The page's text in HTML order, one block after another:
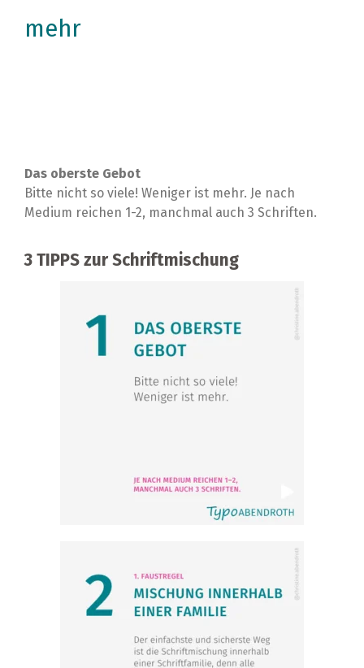
mehr
Das oberste Gebot
Bitte nicht so viele! Weniger ist mehr. Je nach
Medium reichen 1-2, manchmal auch 3 Schriften.
3 TIPPS zur Schriftmischung